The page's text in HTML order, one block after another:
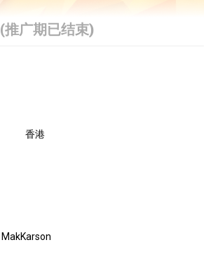
(推广期已结束)
香港
MakKarson